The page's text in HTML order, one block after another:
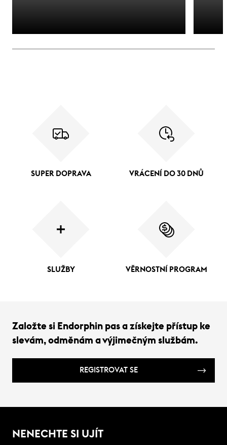
SUPER DOPRAVA VRÁCENÍ DO 30 DNŮ
SLUŽBY VĚRNOSTNÍ PROGRAM
Založte si Endorphin pas a získejte přístup ke
slevám, odměnám a výjimečným službám.
REGISTROVAT SE
NENECHTE SI UJÍT